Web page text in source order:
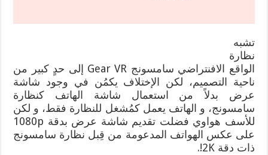
تشبه
نظارة
الواقع الافنتراضي سامسونج Gear VR إلى حدٍ كبير من
ناحية التصميم، لكن الإختلاف يكمُن في وجود شاشة
عرض بدلاً من استعمال شاشة الهاتف كنظارة
سامسونج، و الهاتف يعمل كمُشغل للنظارة فقط، و لكن
للأسف هواوي فضلت تقديم شاشة عرض بدقة 1080p
على عكس الهواتف المدعومة من قِبل نظارة سامسونج
ذات دقة 2K!.